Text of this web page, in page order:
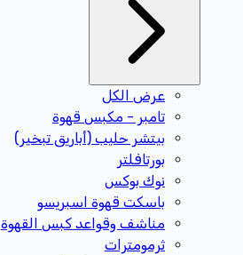
عرض الكل
تامبر - مكبس قهوة
بيتشر حليب (أباريق تبخير)
بورتافلتر
نوك بوكس
باسكت قهوة اسبريسو
مناشف وقواعد كبس القهوة
ثرمومترات